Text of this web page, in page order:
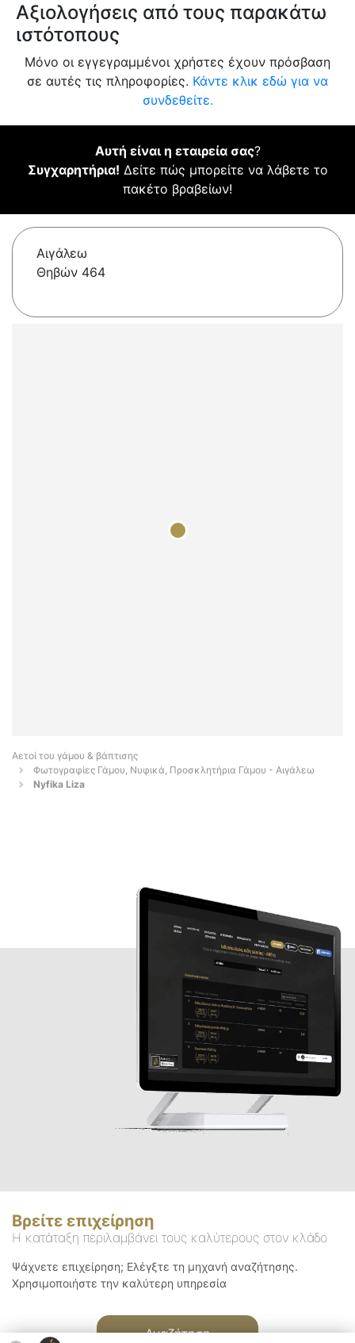
Αξιολογήσεις από τους παρακάτω
ιστότοπους
Μόνο οι εγγεγραμμένοι χρήστες έχουν πρόσβαση
σε αυτές τις πληροφορίες. Κάντε κλικ εδώ για να
συνδεθείτε.
Αυτή είναι η εταιρεία σας?
Συγχαρητήρια! Δείτε πώς μπορείτε να λάβετε το
πακέτο βραβείων!
Αιγάλεω
Θηβών 464
Αετοί του γάμου & βάπτισης
Φωτογραφίες Γάμου, Νυφικά, Προσκλητήρια Γάμου - Αιγάλεω
Nyfika Liza
Βρείτε επιχείρηση
Η κατάταξη περιλαμβάνει τους καλύτερους στον κλάδο
Ψάχνετε επιχείρηση; Ελέγξτε τη μηχανή αναζήτησης.
Χρησιμοποιήστε την καλύτερη υπηρεσία
Αναζήτηση